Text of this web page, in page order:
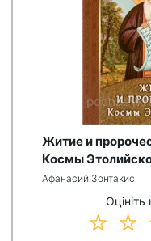
Житие и
Космы
Афанасий Зонтакис
Оцініть